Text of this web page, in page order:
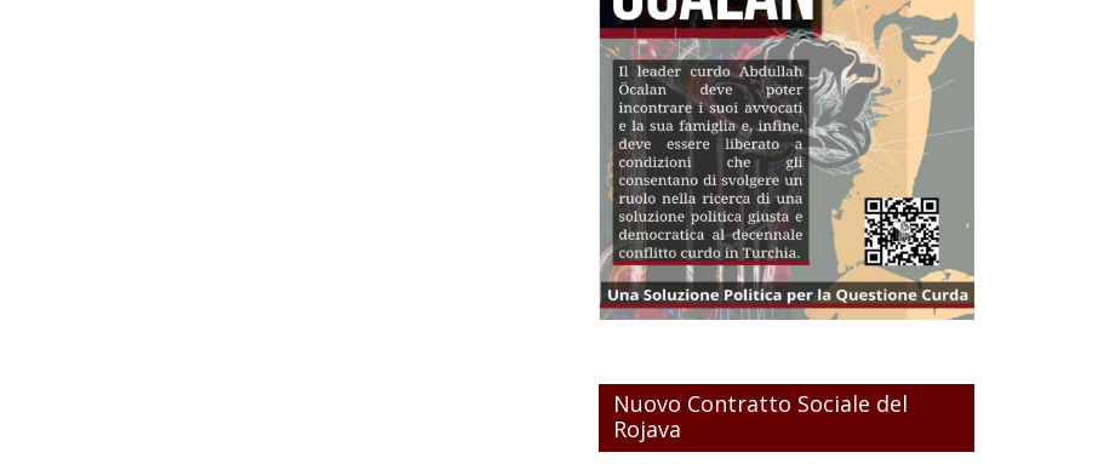
Nuovo Contratto Sociale del
Rojava